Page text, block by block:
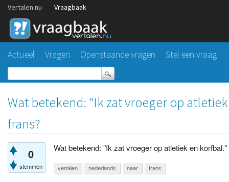
Vertalen.nu Vraagbaak
Actueel Vragen Openstaande vragen Stel een vraag
Wat betekend: "Ik zat vroeger op
frans?
0
stemmen
Wat betekend: "Ik zat vroeger op atletiek en
vertalen nederlands naar frans